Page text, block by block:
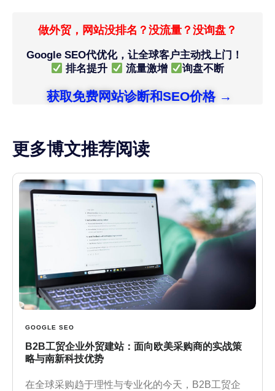
做外贸，网站没排名？没流量？没询盘？
Google SEO代优化，让全球客户主动找上门！
排名提升
流量激增 询盘不断
获取免费网站诊断和SEO价格 →
更多博文推荐阅读
GOOGLE SEO
B2B工贸企业外贸建站：面向欧美采购商的实战策
略与南新科技优势
在全球采购趋于理性与专业化的今天，B2B工贸企